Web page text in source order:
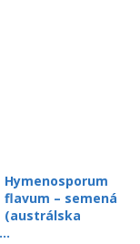
Hymenosporum
flavum – semená
(austrálska